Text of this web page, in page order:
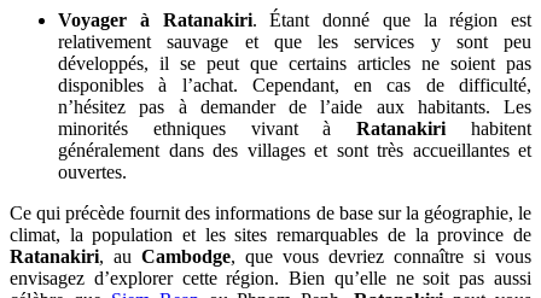
Voyager à Ratanakiri. Étant donné que la région est
relativement sauvage et que les services y sont peu
développés, il se peut que certains articles ne soient pas
disponibles à l’achat. Cependant, en cas de difficulté,
n’hésitez pas à demander de l’aide aux habitants. Les
minorités ethniques vivant àRatanakiri habitent
généralement dans des villages et sont très accueillantes et
ouvertes.
Ce qui précède fournit des informations de base sur la géographie, le
climat, la population et les sites remarquables de la province de
Ratanakiri, au Cambodge, que vous devriez connaître si vous
envisagez d’explorer cette région. Bien qu’elle ne soit pas aussi